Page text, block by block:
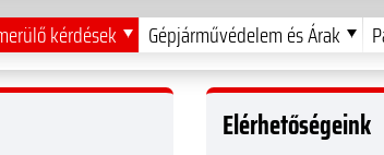
kérdések Gépjárművédelem és Árak
Elérhetőségeink